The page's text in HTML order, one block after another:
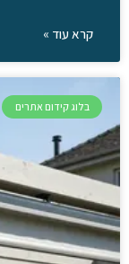
קרא עוד »
בלוג קידום אתרים